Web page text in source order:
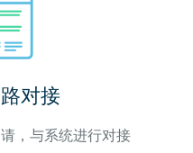
对接
，与系统进行对接